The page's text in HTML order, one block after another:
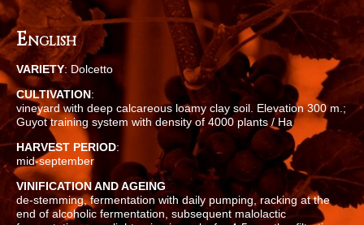
ENGLISH
VARIETY: Dolcetto
CULTIVATION:
vineyard with deep calcareous loamy clay soil. Elevation 300 m.;
Guyot training system with density of 4000 plants / Ha
HARVEST PERIOD:
mid-september
VINIFICATION AND AGEING
de-stemming, fermentation with daily pumping, racking at the
end of alcoholic fermentation, subsequent malolactic